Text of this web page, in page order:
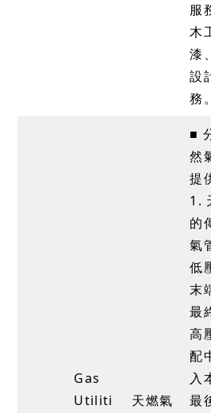
服
木
漆
設
務。
Gas
Utiliti
天燃氣
■
然
提
1.
的
氣
低
末
最
高
配
入
最